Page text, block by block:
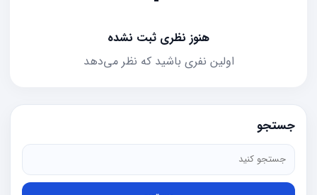
هنوز نظری ثبت نشده
اولین نفری باشید که نظر می‌دهد
جستجو